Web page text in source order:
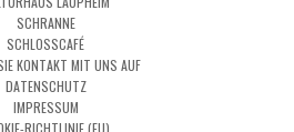
SCHRANNE
SCHLOSSCAFÉ
KONTAKT MIT UNS AUF
DATENSCHUTZ
IMPRESSUM
RICHTLINIE (EU)